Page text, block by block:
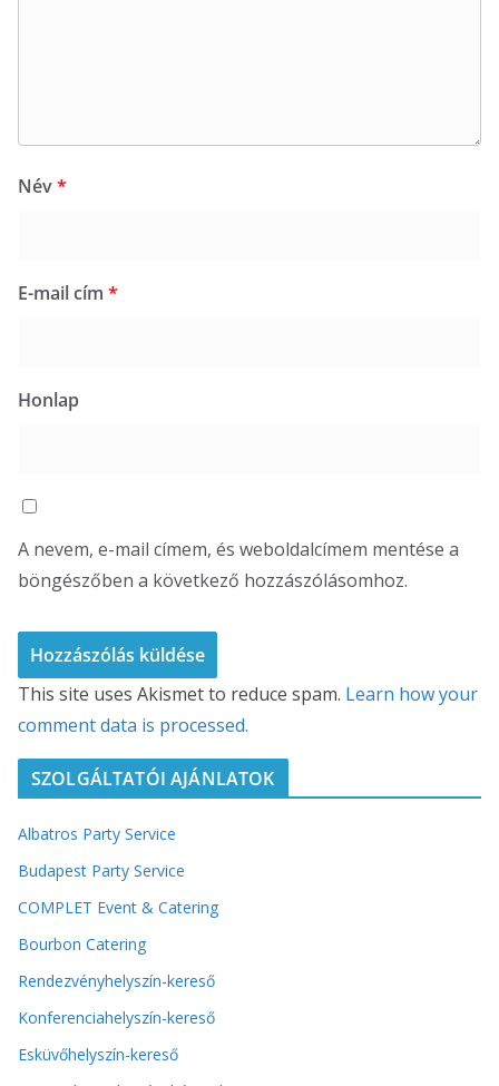
Név*
E-mail cím *
Honlap
A nevem, e-mail címem, és weboldalcímem mentése a
böngészőben a következő hozzászólásomhoz.
This site uses Akismet to reduce spam. Learn how your
comment data is processed.
SZOLGÁLTATÓI AJÁNLATOK
Albatros Party Service
Budapest Party Service
COMPLET Event & Catering
Bourbon Catering
Rendezvényhelyszín-kereső
Konferenciahelyszín-kereső
Esküvőhelyszín-kereső